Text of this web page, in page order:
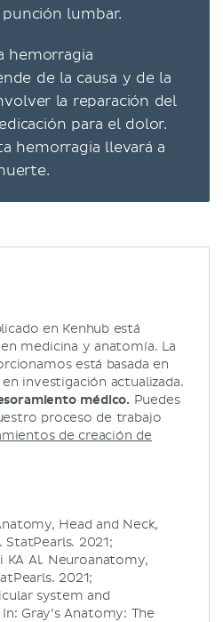
punción lumbar.
hemorragia
de la causa y de la
la reparación del
para el dolor.
hemorragia llevará a
en Kenhub está
medicina y anatomía. La
está basada en
investigación actualizada.
médico. Puedes
proceso de trabajo
de creación de
Head and Neck,
StatPearls. 2021;
KA Al. Neuroanatomy,
2021;
system and
Gray’s Anatomy: The